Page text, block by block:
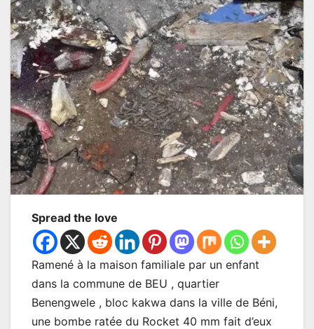
Spread the love
Ramené à la maison familiale par un enfant
dans la commune de BEU , quartier
Benengwele , bloc kakwa dans la ville de Béni,
une bombe ratée du Rocket 40 mm fait d’eux